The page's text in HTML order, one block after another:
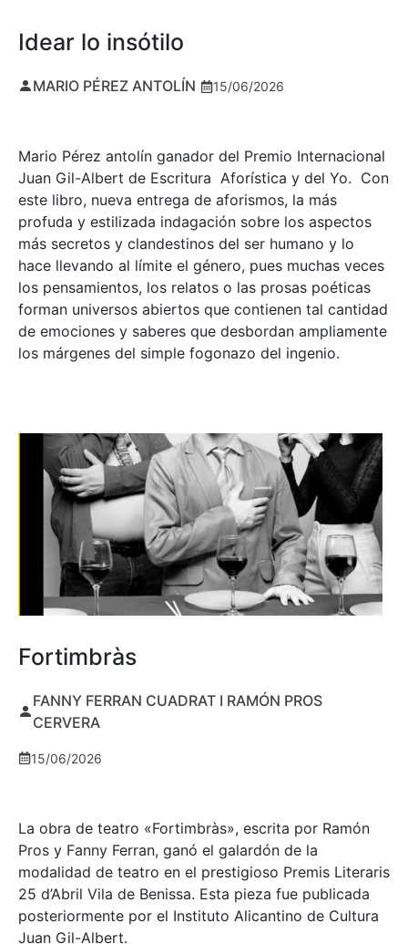
Idear lo insótilo
MARIO PÉREZ ANTOLÍN 15/06/2026
Mario Pérez antolín ganador del Premio Internacional
Juan Gil-Albert de Escritura Aforística y del Yo. Con
este libro, nueva entrega de aforismos, la más
profuda y estilizada indagación sobre los aspectos
más secretos y clandestinos del ser humano y lo
hace llevando al límite el género, pues muchas veces
los pensamientos, los relatos o las prosas poéticas
forman universos abiertos que contienen tal cantidad
de emociones y saberes que desbordan ampliamente
los márgenes del simple fogonazo del ingenio.
Fortimbràs
FANNY FERRAN CUADRAT I RAMÓN PROS
CERVERA
15/06/2026
La obra de teatro «Fortimbràs», escrita por Ramón
Pros y Fanny Ferran, ganó el galardón de la
modalidad de teatro en el prestigioso Premis Literaris
25 d’Abril Vila de Benissa. Esta pieza fue publicada
posteriormente por el Instituto Alicantino de Cultura
Juan Gil-Albert.